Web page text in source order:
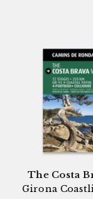
The Costa
Girona